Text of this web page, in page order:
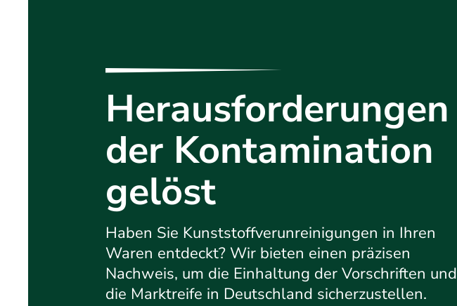
Herausforderungen
der Kontamination
gelöst
Haben Sie Kunststoffverunreinigungen in Ihren
Waren entdeckt? Wir bieten einen präzisen
Nachweis, um die Einhaltung der Vorschriften und
die Marktreife in Deutschland sicherzustellen.